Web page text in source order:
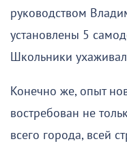
руководством
установлены 5
Школьники
Конечно же, опыт
востребован не
всего города, всей